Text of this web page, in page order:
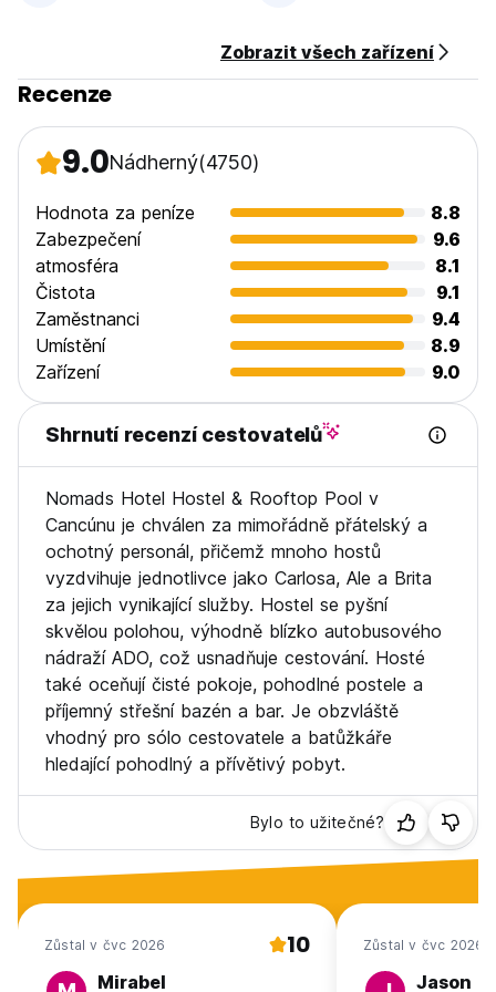
Zobrazit všech zařízení
Recenze
9.0Nádherný(4750)
Hodnota za peníze
8.8
Zabezpečení
9.6
atmosféra
8.1
Čistota
9.1
Zaměstnanci
9.4
Umístění
8.9
Zařízení
9.0
Shrnutí recenzí cestovatelů
Nomads Hotel Hostel & Rooftop Pool v
Cancúnu je chválen za mimořádně přátelský a
ochotný personál, přičemž mnoho hostů
vyzdvihuje jednotlivce jako Carlosa, Ale a Brita
za jejich vynikající služby. Hostel se pyšní
skvělou polohou, výhodně blízko autobusového
nádraží ADO, což usnadňuje cestování. Hosté
také oceňují čisté pokoje, pohodlné postele a
příjemný střešní bazén a bar. Je obzvláště
vhodný pro sólo cestovatele a batůžkáře
hledající pohodlný a přívětivý pobyt.
Bylo to užitečné?
Zůstal v čvc 2026 10
Mirabel
Zůstal v čvc 2026
Jason